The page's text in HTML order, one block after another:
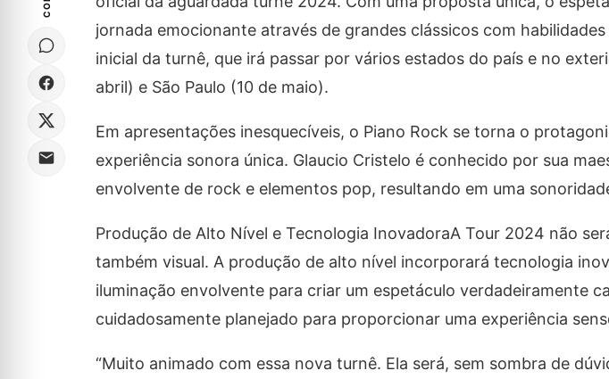
jornada emocionante através de grandes clássicos com
inicial da turnê, que irá passar por vários estados do país e no
abril) e São Paulo (10 de maio).
Em apresentações inesquecíveis, o Piano Rock se torna o
experiência sonora única. Glaucio Cristelo é conhecido por sua
envolvente de rock e elementos pop, resultando em uma
Produção de Alto Nível e Tecnologia InovadoraA Tour 2024 não
também visual. A produção de alto nível incorporará tecnologia
iluminação envolvente para criar um espetáculo verdadeiramente
cuidadosamente planejado para proporcionar uma experiência
“Muito animado com essa nova turnê. Ela será, sem sombra de